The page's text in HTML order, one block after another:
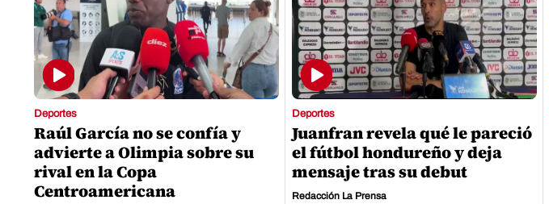
Deportes
Raúl García no se confía y
advierte a Olimpia sobre su
rival en la Copa
Centroamericana
Deportes
Juanfran revela qué le pareció
el fútbol hondureño y deja
mensaje tras su debut
Redacción La Prensa